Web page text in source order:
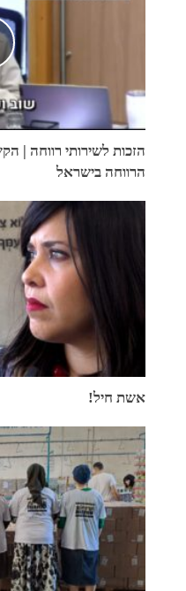
הזכות לשירותי רווחה |
הרווחה בישראל
אשת חיל!